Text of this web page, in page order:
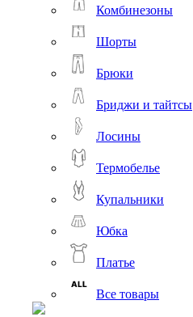
Комбинезоны
Шорты
Брюки
Бриджи и тайтсы
Лосины
Термобелье
Купальники
Юбка
Платье
Все товары